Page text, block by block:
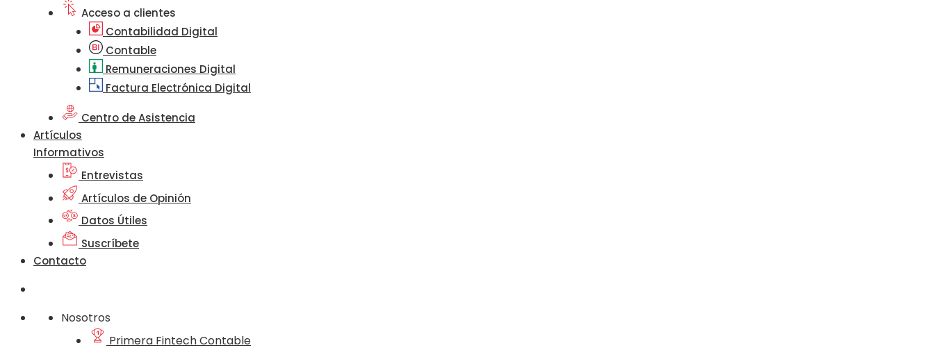
Acceso a clientes
Contabilidad Digital
Contable
Remuneraciones Digital
Factura Electrónica Digital
Centro de Asistencia
Artículos
Informativos
Entrevistas
Artículos de Opinión
Datos Útiles
Suscríbete
Contacto
Nosotros
Primera Fintech Contable